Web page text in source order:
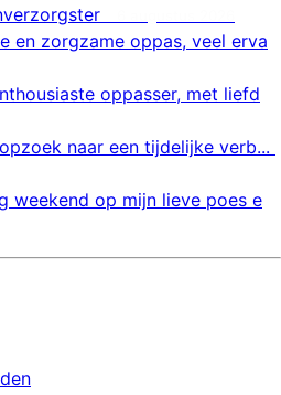
en zorgzame oppas, veel erva
oppasser, met liefd
naar een tijdelijke verb...
weekend op mijn lieve poes e